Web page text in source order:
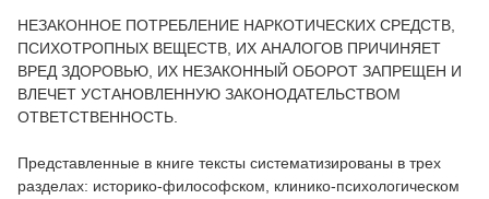
НЕЗАКОННОЕ ПОТРЕБЛЕНИЕ НАРКОТИЧЕСКИХ СРЕДСТВ,
ПСИХОТРОПНЫХ ВЕЩЕСТВ, ИХ АНАЛОГОВ ПРИЧИНЯЕТ
ВРЕД ЗДОРОВЬЮ, ИХ НЕЗАКОННЫЙ ОБОРОТ ЗАПРЕЩЕН И
ВЛЕЧЕТ УСТАНОВЛЕННУЮ ЗАКОНОДАТЕЛЬСТВОМ
ОТВЕТСТВЕННОСТЬ.
Представленные в книге тексты систематизированы в трех
разделах: историко-философском, клинико-психологическом